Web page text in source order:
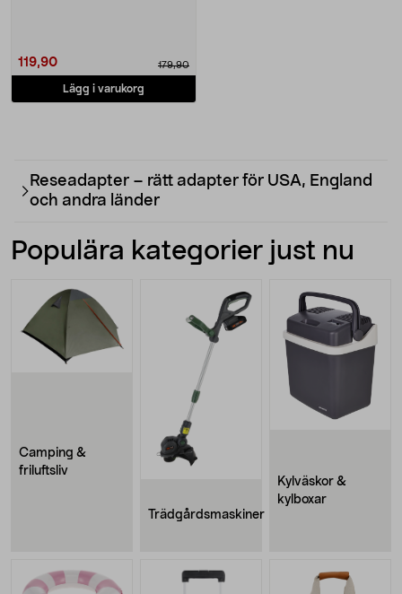
119,90 179,90
Lägg i varukorg
Reseadapter – rätt adapter för USA, England
och andra länder
Populära kategorier just nu
Camping &
friluftsliv
Trädgårdsmaskiner
Kylväskor &
kylboxar